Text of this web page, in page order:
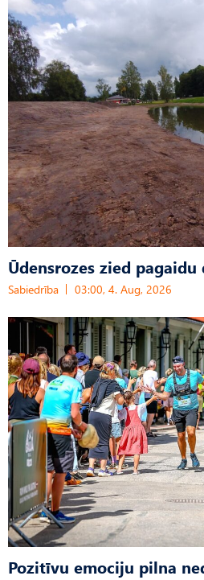
Ūdensrozes zied
Sabiedrība 03:00, 4. Aug, 2026
Pozitīvu emociju pilna